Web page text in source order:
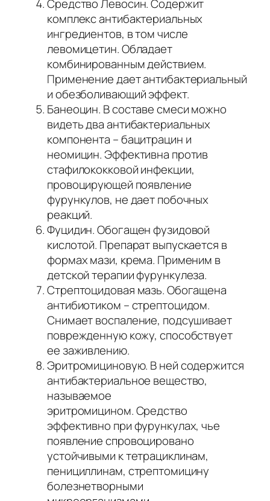
Средство Левосин. Содержит
комплекс антибактериальных
ингредиентов, в том числе
левомицетин. Обладает
комбинированным действием.
Применение дает антибактериальный
и обезболивающий эффект.
Банеоцин. В составе смеси можно
видеть два антибактериальных
компонента – бацитрацин и
неомицин. Эффективна против
стафилококковой инфекции,
провоцирующей появление
фурункулов, не дает побочных
реакций.
Фуцидин. Обогащен фузидовой
кислотой. Препарат выпускается в
формах мази, крема. Применим в
детской терапии фурункулеза.
Стрептоцидовая мазь. Обогащена
антибиотиком – стрептоцидом.
Снимает воспаление, подсушивает
поврежденную кожу, способствует
ее заживлению.
Эритромициновую. В ней содержится
антибактериальное вещество,
называемое
эритромицином. Средство
эффективно при фурункулах, чье
появление спровоцировано
устойчивыми к тетрациклинам,
пенициллинам, стрептомицину
болезнетворными